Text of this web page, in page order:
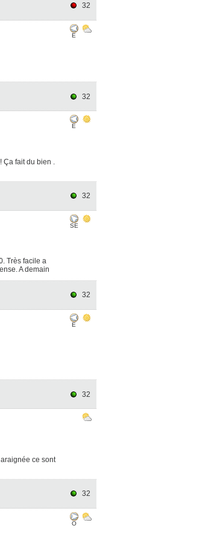
32
E
32
fait du bien .
E
32
Très facile a
A demain
SE
32
E
32
ce sont
32
O